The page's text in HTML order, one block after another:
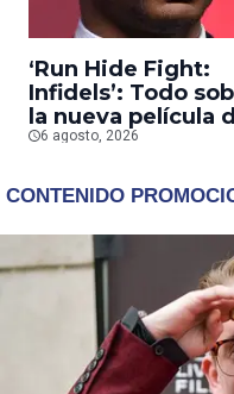
‘Run Hide Fight:
Infidels’: Todo
la nueva película
Jonathan Majors
islamistas
6 agosto, 2026